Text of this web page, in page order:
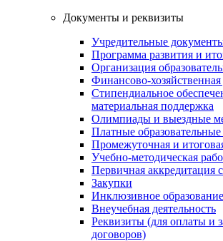
Документы и реквизиты
Учредительные
Программа развития и
Организация
Финансово-хозяйственная
Стипендиальное
материальная поддержка
Олимпиады и выездные
Платные образовательные
Промежуточная и
Учебно-методическая
Первичная аккредитация
Закупки
Инклюзивное образование
Внеучебная деятельность
Реквизиты (для оплаты и
договоров)